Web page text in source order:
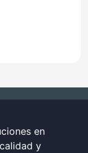
en
y